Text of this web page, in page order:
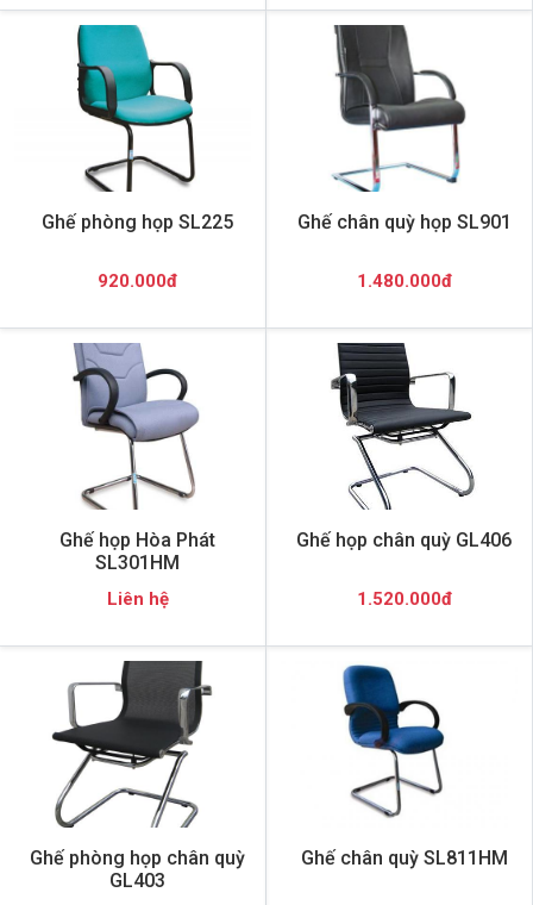
Ghế phòng họp SL225
920.000đ
Ghế chân quỳ họp SL901
1.480.000đ
Ghế họp Hòa Phát
SL301HM
Liên hệ
Ghế họp chân quỳ GL406
1.520.000đ
Ghế phòng họp chân quỳ
GL403
Ghế chân quỳ SL811HM